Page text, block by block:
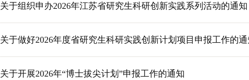
旬发布）
关于组织申办2026年江苏省研究生科研创新实践系列活动的通知
关于做好2026年度省研究生科研实践创新计划项目申报工作的通
关于开展2026年“博士拔尖计划”申报工作的通知